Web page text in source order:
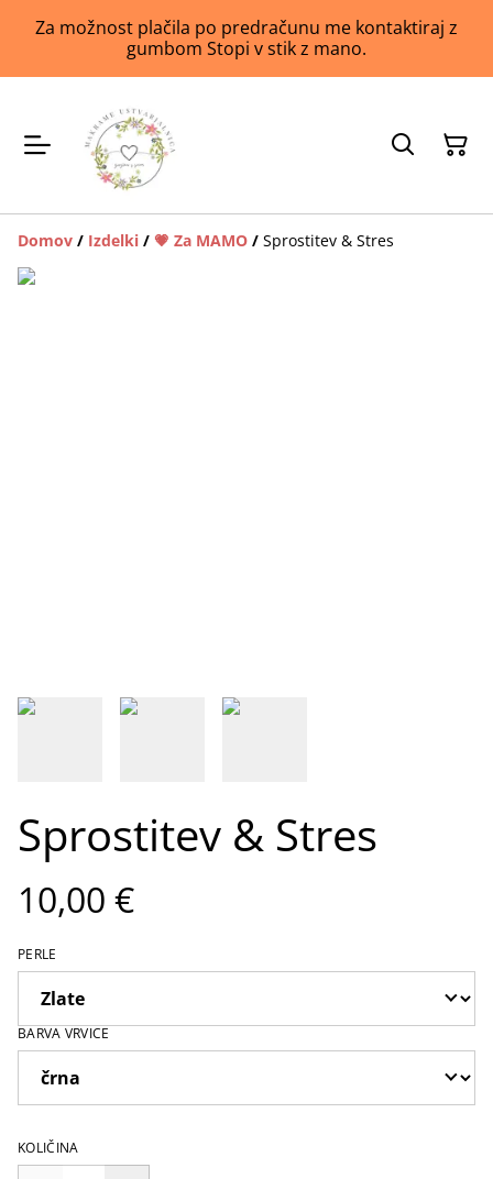
Za možnost plačila po predračunu me kontaktiraj z
gumbom Stopi v stik z mano.
Domov / Izdelki / 💗 Za MAMO / Sprostitev & Stres
Sprostitev & Stres
10,00 €
PERLE
BARVA VRVICE
KOLIČINA